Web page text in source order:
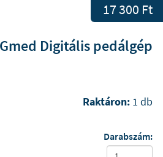
17 300 Ft
Gmed Digitális pedálgép
Raktáron: 1 db
Darabszám: